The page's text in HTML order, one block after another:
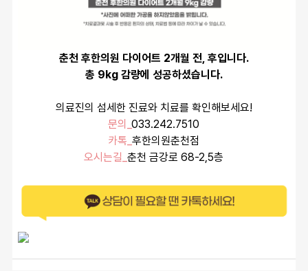
춘천 후한의원 다이어트 2개월 전, 후입니다.
총 9kg 감량에 성공하셨습니다.
의료진의 섬세한 진료와 치료를 확인해보세요!
문의_033.242.7510
카톡_후한의원춘천점
오시는길_춘천 금강로 68-2,5층